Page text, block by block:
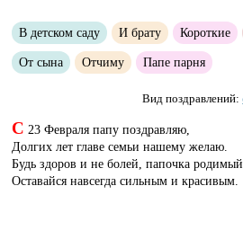
В детском саду И брату Короткие
От сына Отчиму Папе парня
Вид поздравлений:
С 23 Февраля папу поздравляю,
Долгих лет главе семьи нашему желаю.
Будь здоров и не болей, папочка
Оставайся навсегда сильным и красивым.